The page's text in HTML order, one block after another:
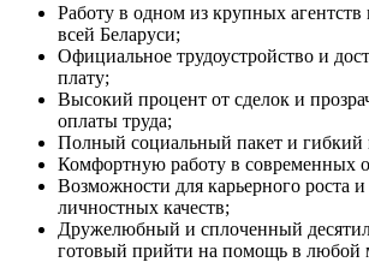
Работу в одном из крупных
всей Беларуси;
Официальное трудоустройство и
плату;
Высокий процент от сделок и
оплаты труда;
Полный социальный пакет и гибкий
Комфортную работу в современных
Возможности для карьерного роста и
личностных качеств;
Дружелюбный и сплоченный
готовый прийти на помощь в любой